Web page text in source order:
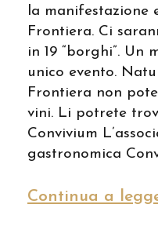
la manifestazione
Frontiera. Ci
in 19 “borghi”. Un
unico evento.
Frontiera non
vini. Li potrete
Convivium
gastronomica
Continua a